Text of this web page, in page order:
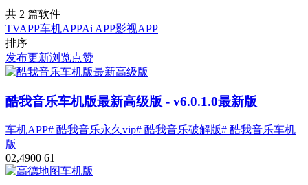
共 2 篇软件
TVAPP车机APPAi APP影视APP
排序
发布更新浏览点赞
酷我音乐车机版最新高级版 - v6.0.1.0最新版
车机APP# 酷我音乐永久vip# 酷我音乐破解版# 酷我音乐车机
版
02,4900 61